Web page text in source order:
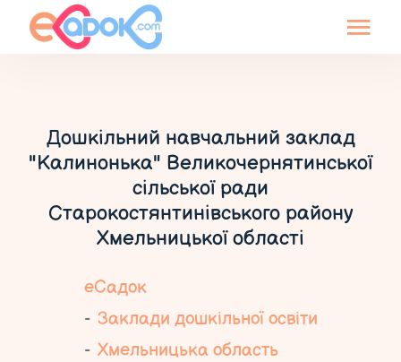
Дошкільний навчальний заклад
"Калинонька" Великочернятинської
сільської ради
Старокостянтинівського району
Хмельницької області
еСадок
Заклади дошкільної освіти
Хмельницька область